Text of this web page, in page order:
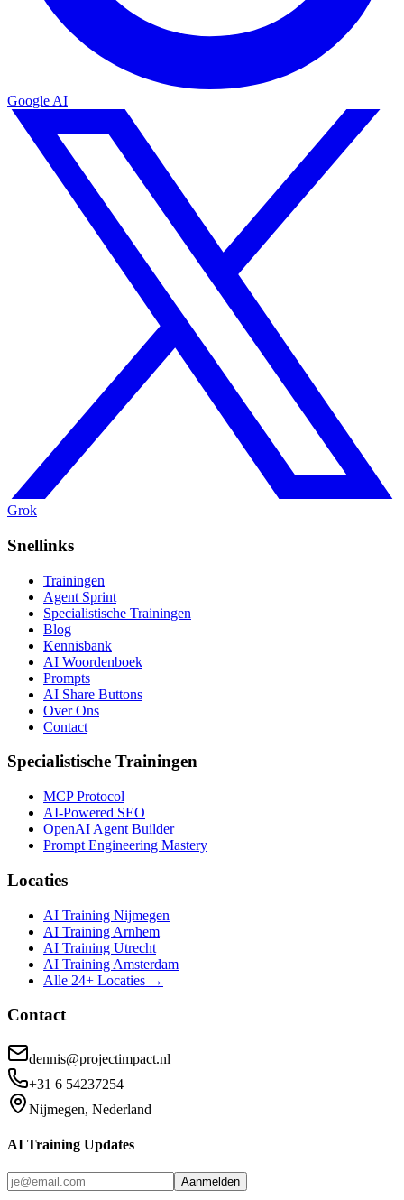
Google AI
Grok
Snellinks
Trainingen
Agent Sprint
Specialistische Trainingen
Blog
Kennisbank
AI Woordenboek
Prompts
AI Share Buttons
Over Ons
Contact
Specialistische Trainingen
MCP Protocol
AI-Powered SEO
OpenAI Agent Builder
Prompt Engineering Mastery
Locaties
AI Training Nijmegen
AI Training Arnhem
AI Training Utrecht
AI Training Amsterdam
Alle 24+ Locaties →
Contact
dennis@projectimpact.nl
+31 6 54237254
Nijmegen, Nederland
AI Training Updates
Aanmelden